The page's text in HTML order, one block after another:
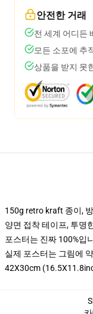
안전한 거래
전 세계 어디든
모든 소포에 추
상품을 받지 못
150g retro kraft 종이,
양면 접착 테이프, 투명
포스터는 진짜 100%입
실제 포스터는 그림에
42X30cm